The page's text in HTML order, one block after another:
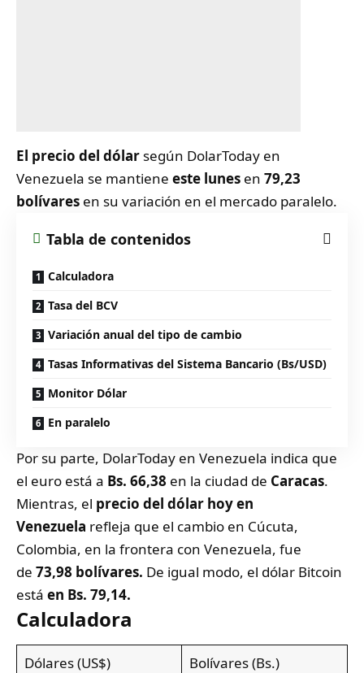
El precio del dólar según DolarToday en
Venezuela se mantiene este lunes en 79,23
bolívares en su variación en el mercado paralelo.
Tabla de contenidos
Calculadora
Tasa del BCV
Variación anual del tipo de cambio
Tasas Informativas del Sistema Bancario (Bs/USD)
Monitor Dólar
En paralelo
Por su parte, DolarToday en Venezuela indica que
el euro está a Bs. 66,38 en la ciudad de Caracas.
Mientras, el precio del dólar hoy en
Venezuela refleja que el cambio en Cúcuta,
Colombia, en la frontera con Venezuela, fue
de 73,98 bolívares. De igual modo, el dólar Bitcoin
está en Bs. 79,14.
Calculadora
Dólares (US$)
Bolívares (Bs.)